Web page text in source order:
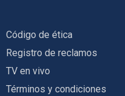
Código de ética
Registro de reclamos
TV en vivo
Términos y condiciones